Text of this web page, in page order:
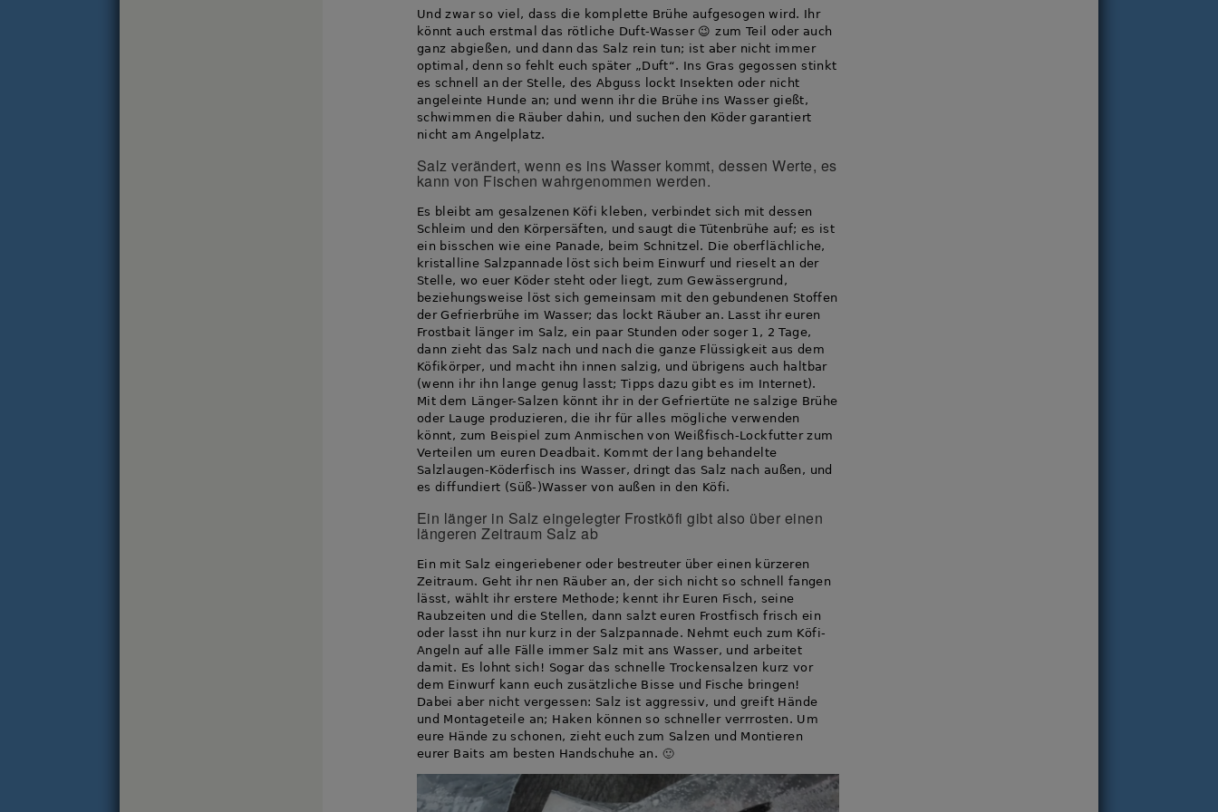
Und zwar so viel, dass die komplette Brühe aufgesogen wird. Ihr
könnt auch erstmal das rötliche Duft-Wasser 😉 zum Teil oder auch
ganz abgießen, und dann das Salz rein tun; ist aber nicht immer
optimal, denn so fehlt euch später „Duft“. Ins Gras gegossen stinkt
es schnell an der Stelle, des Abguss lockt Insekten oder nicht
angeleinte Hunde an; und wenn ihr die Brühe ins Wasser gießt,
schwimmen die Räuber dahin, und suchen den Köder garantiert
nicht am Angelplatz.
Salz verändert, wenn es ins Wasser kommt, dessen Werte, es
kann von Fischen wahrgenommen werden.
Es bleibt am gesalzenen Köfi kleben, verbindet sich mit dessen
Schleim und den Körpersäften, und saugt die Tütenbrühe auf; es ist
ein bisschen wie eine Panade, beim Schnitzel. Die oberflächliche,
kristalline Salzpannade löst sich beim Einwurf und rieselt an der
Stelle, wo euer Köder steht oder liegt, zum Gewässergrund,
beziehungsweise löst sich gemeinsam mit den gebundenen Stoffen
der Gefrierbrühe im Wasser; das lockt Räuber an. Lasst ihr euren
Frostbait länger im Salz, ein paar Stunden oder soger 1, 2 Tage,
dann zieht das Salz nach und nach die ganze Flüssigkeit aus dem
Köfikörper, und macht ihn innen salzig, und übrigens auch haltbar
(wenn ihr ihn lange genug lasst; Tipps dazu gibt es im Internet).
Mit dem Länger-Salzen könnt ihr in der Gefriertüte ne salzige Brühe
oder Lauge produzieren, die ihr für alles mögliche verwenden
könnt, zum Beispiel zum Anmischen von Weißfisch-Lockfutter zum
Verteilen um euren Deadbait. Kommt der lang behandelte
Salzlaugen-Köderfisch ins Wasser, dringt das Salz nach außen, und
es diffundiert (Süß-)Wasser von außen in den Köfi.
Ein länger in Salz eingelegter Frostköfi gibt also über einen
längeren Zeitraum Salz ab
Ein mit Salz eingeriebener oder bestreuter über einen kürzeren
Zeitraum. Geht ihr nen Räuber an, der sich nicht so schnell fangen
lässt, wählt ihr erstere Methode; kennt ihr Euren Fisch, seine
Raubzeiten und die Stellen, dann salzt euren Frostfisch frisch ein
oder lasst ihn nur kurz in der Salzpannade. Nehmt euch zum Köfi-
Angeln auf alle Fälle immer Salz mit ans Wasser, und arbeitet
damit. Es lohnt sich! Sogar das schnelle Trockensalzen kurz vor
dem Einwurf kann euch zusätzliche Bisse und Fische bringen!
Dabei aber nicht vergessen: Salz ist aggressiv, und greift Hände
und Montageteile an; Haken können so schneller verrrosten. Um
eure Hände zu schonen, zieht euch zum Salzen und Montieren
eurer Baits am besten Handschuhe an. 🙂